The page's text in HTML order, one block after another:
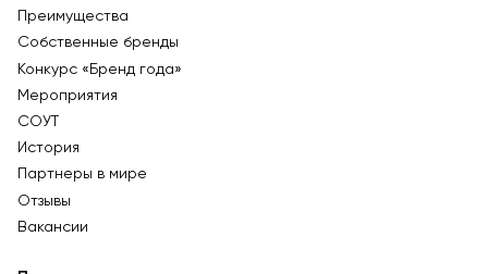
Преимущества
Собственные бренды
Конкурс «Бренд года»
Мероприятия
СОУТ
История
Партнеры в мире
Отзывы
Вакансии